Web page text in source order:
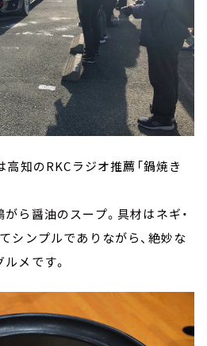
高知のRKCラジオ推薦「鍋焼き
ら醤油のスープ。具材はネギ・
シンプルでありながら、絶妙な
メです。